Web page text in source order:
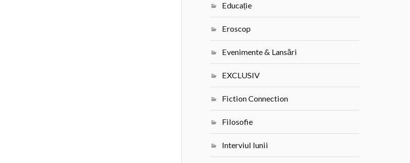
Educație
Eroscop
Evenimente & Lansări
EXCLUSIV
Fiction Connection
Filosofie
Interviul lunii